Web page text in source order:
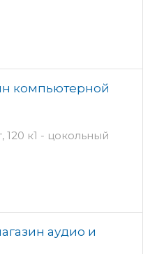
компьютерной
120 к1 - цокольный
аудио и